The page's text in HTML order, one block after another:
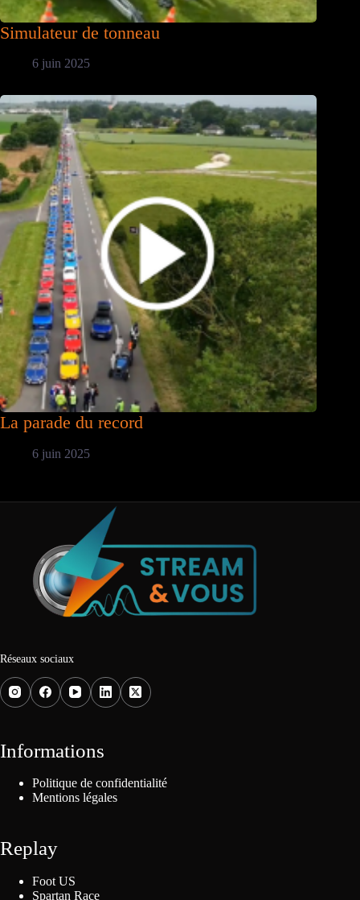
Simulateur de tonneau
6 juin 2025
La parade du record
6 juin 2025
Réseaux sociaux
Informations
Politique de confidentialité
Mentions légales
Replay
Foot US
Spartan Race